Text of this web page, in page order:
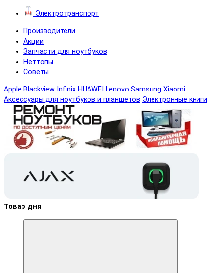
Электротранспорт
Производители
Акции
Запчасти для ноутбуков
Неттопы
Советы
Apple Blackview Infinix HUAWEI Lenovo Samsung Xiaomi
Аксессуары для ноутбуков и планшетов Электронные книги
Товар дня